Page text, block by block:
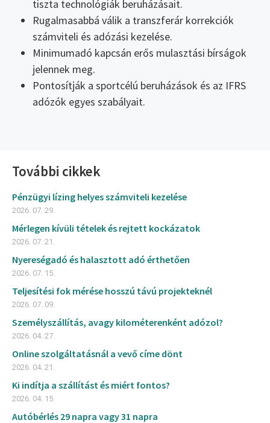
tiszta technológiák beruházásait.
Rugalmasabbá válik a transzferár korrekciók
számviteli és adózási kezelése.
Minimumadó kapcsán erős mulasztási bírságok
jelennek meg.
Pontosítják a sportcélú beruházások és az IFRS
adózók egyes szabályait.
További cikkek
Pénzügyi lízing helyes számviteli kezelése
2026. 07. 29.
Mérlegen kívüli tételek és rejtett kockázatok
2026. 07. 21.
Nyereségadó és halasztott adó érthetően
2026. 07. 15.
Teljesítési fok mérése hosszú távú projekteknél
2026. 07. 09.
Személyszállítás, avagy kilométerenként adózol?
2026. 04. 27.
Online szolgáltatásnál a vevő címe dönt
2026. 04. 21.
Ki indítja a szállítást és miért fontos?
2026. 04. 15.
Autóbérlés 29 napra vagy 31 napra